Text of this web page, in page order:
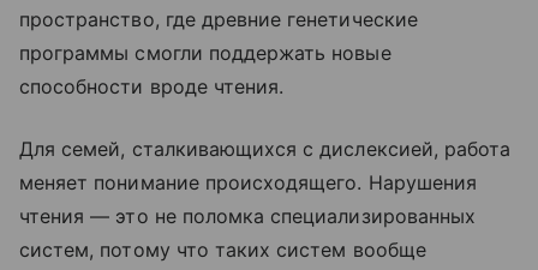
пространство, где древние генетические
программы смогли поддержать новые
способности вроде чтения.
Для семей, сталкивающихся с дислексией, работа
меняет понимание происходящего. Нарушения
чтения — это не поломка специализированных
систем, потому что таких систем вообще